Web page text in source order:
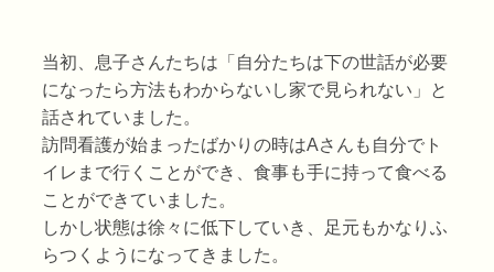
当初、息子さんたちは「自分たちは下の世話が必要
になったら方法もわからないし家で見られない」と
話されていました。
訪問看護が始まったばかりの時はAさんも自分でト
イレまで行くことができ、食事も手に持って食べる
ことができていました。
しかし状態は徐々に低下していき、足元もかなりふ
らつくようになってきました。